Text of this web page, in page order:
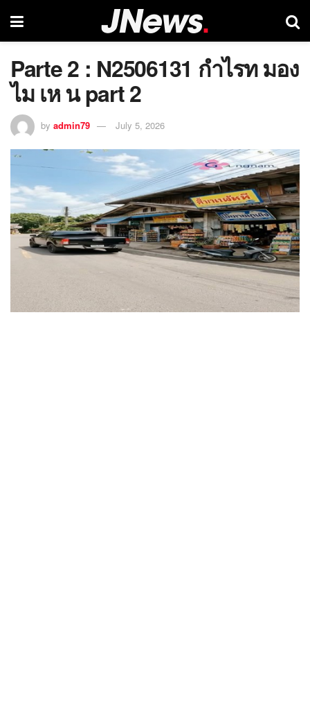
Parte 2 : N2506131 กำไรท มอง
ไม เห น part 2
by admin79 July 5, 2026